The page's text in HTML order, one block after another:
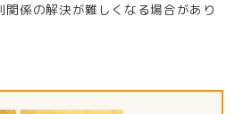
係の解決が難しくなる場合があり